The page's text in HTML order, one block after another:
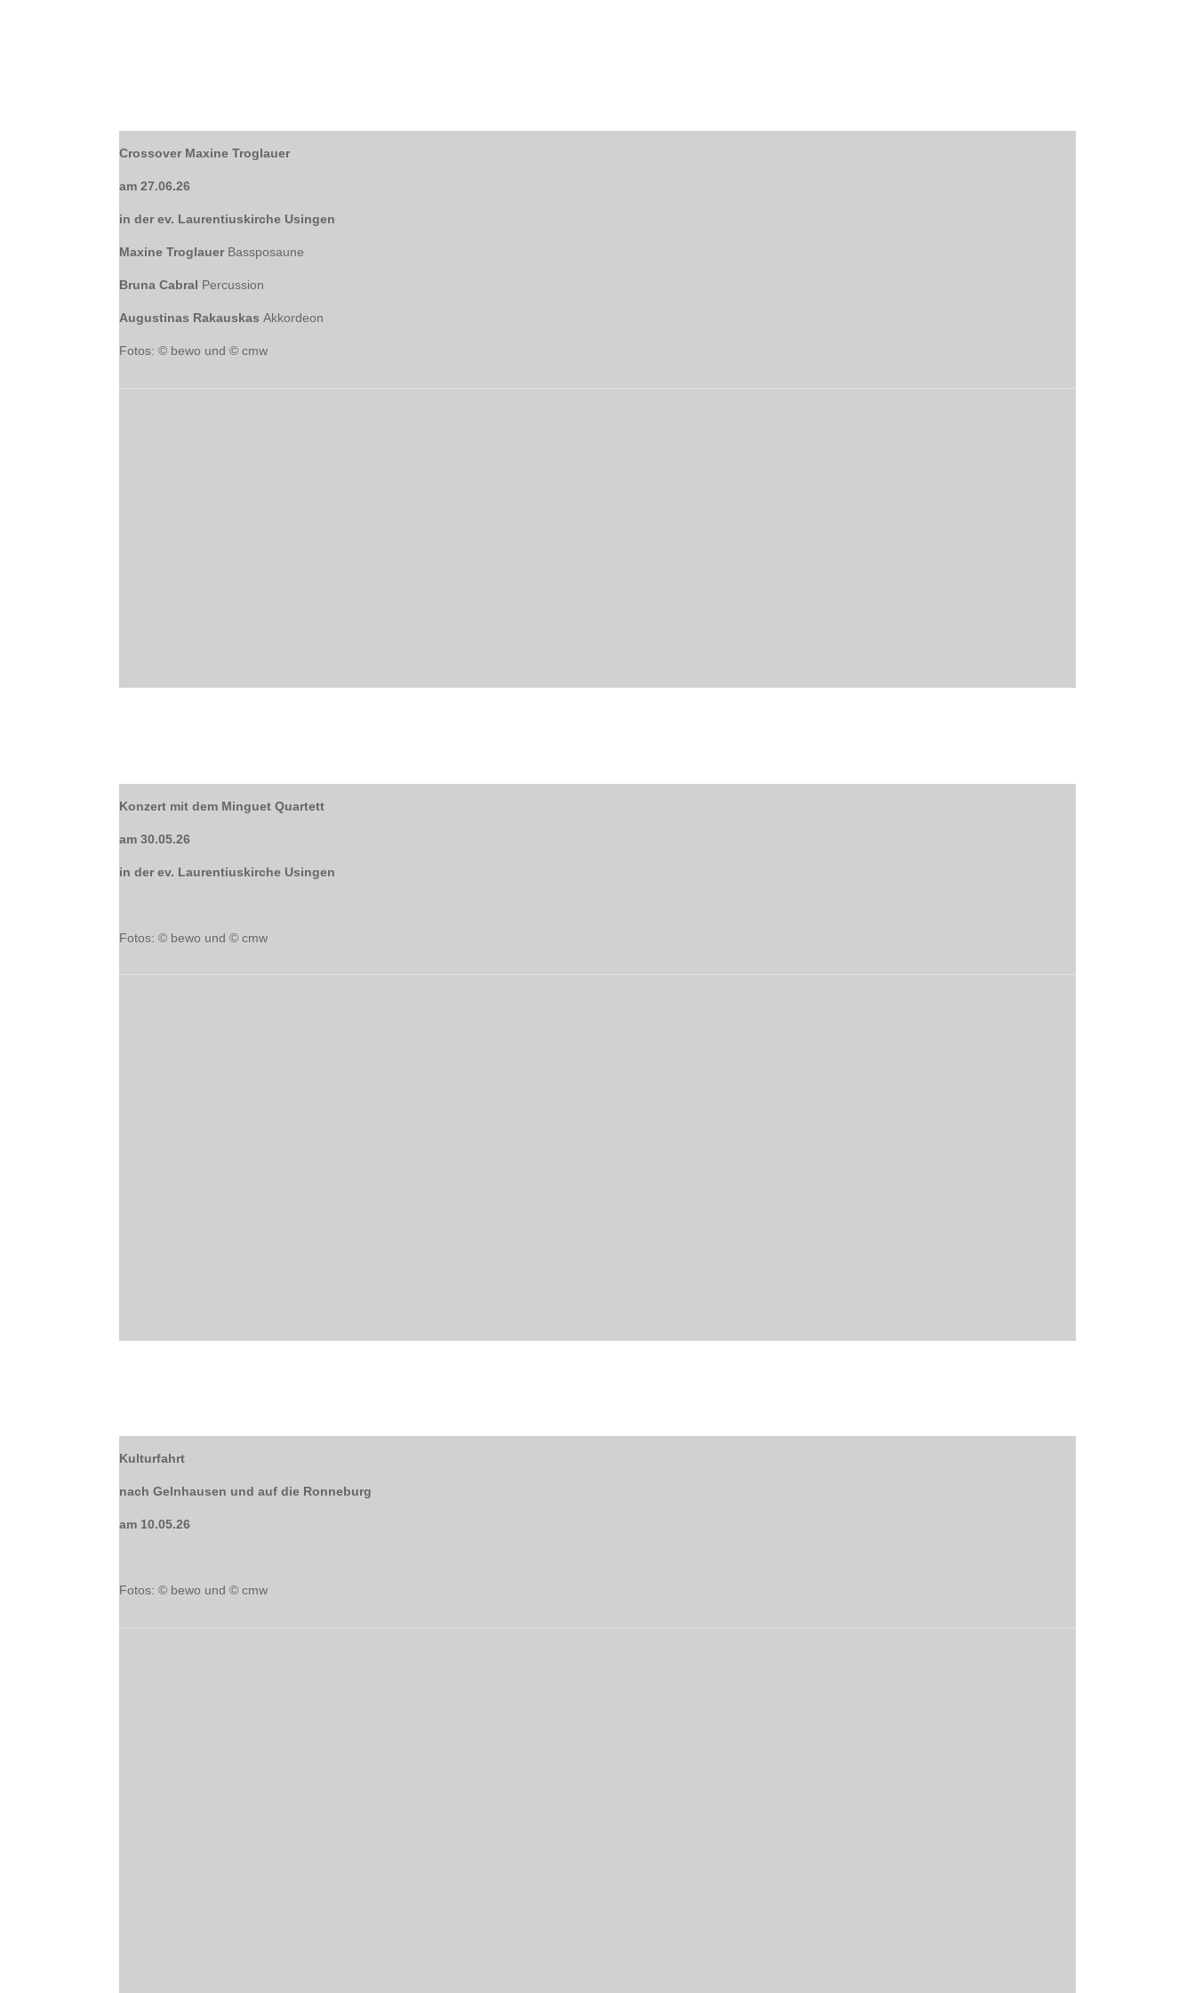
Crossover Maxine Troglauer
am 27.06.26
in der ev. Laurentiuskirche Usingen
Maxine Troglauer Bassposaune
Bruna Cabral Percussion
Augustinas RakauskasAkkordeon
Fotos: © bewo und © cmw
Konzert mit dem Minguet Quartett
am 30.05.26
in der ev. Laurentiuskirche Usingen
Fotos: © bewo und © cmw
Kulturfahrt
nach Gelnhausen und auf die Ronneburg
am 10.05.26
Fotos: © bewo und © cmw